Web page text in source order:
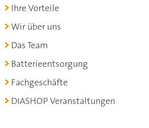
Ihre Vorteile
Wir über uns
Das Team
Batterieentsorgung
Fachgeschäfte
DIASHOP Veranstaltungen